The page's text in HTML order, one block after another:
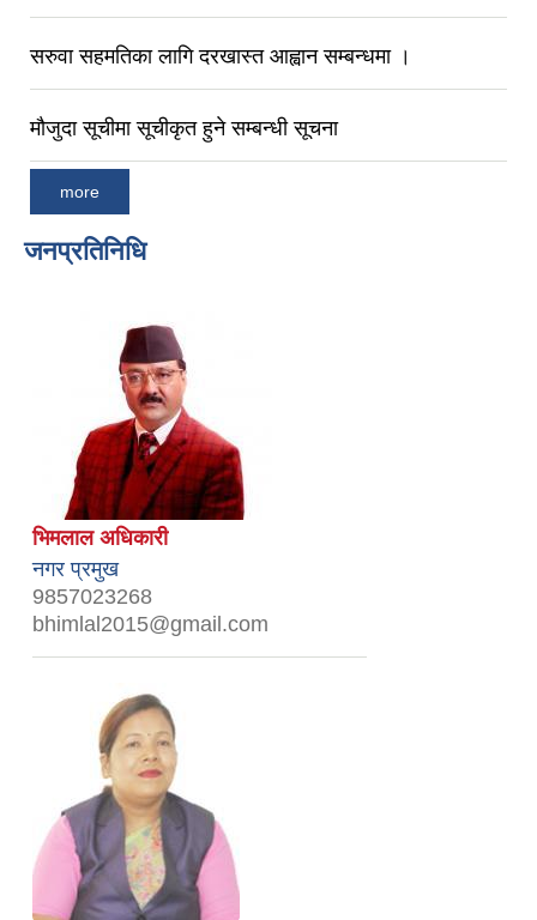
सरुवा सहमतिका लागि दरखास्त आह्वान सम्बन्धमा ।
मौजुदा सूचीमा सूचीकृत हुने सम्बन्धी सूचना
more
जनप्रतिनिधि
भिमलाल अधिकारी
नगर प्रमुख
9857023268
bhimlal2015@gmail.com